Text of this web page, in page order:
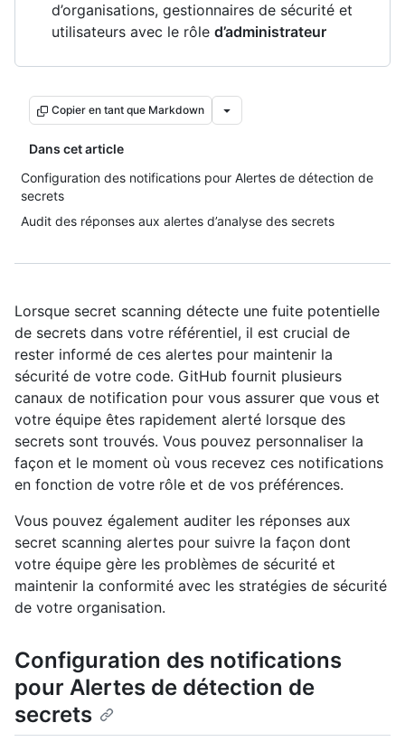
d’organisations, gestionnaires de sécurité et
utilisateurs avec le rôle d’administrateur
Copier en tant que Markdown
Dans cet article
Configuration des notifications pour Alertes de détection de
secrets
Audit des réponses aux alertes d’analyse des secrets
Lorsque secret scanning détecte une fuite potentielle
de secrets dans votre référentiel, il est crucial de
rester informé de ces alertes pour maintenir la
sécurité de votre code. GitHub fournit plusieurs
canaux de notification pour vous assurer que vous et
votre équipe êtes rapidement alerté lorsque des
secrets sont trouvés. Vous pouvez personnaliser la
façon et le moment où vous recevez ces notifications
en fonction de votre rôle et de vos préférences.
Vous pouvez également auditer les réponses aux
secret scanning alertes pour suivre la façon dont
votre équipe gère les problèmes de sécurité et
maintenir la conformité avec les stratégies de sécurité
de votre organisation.
Configuration des notifications
pour Alertes de détection de
secrets